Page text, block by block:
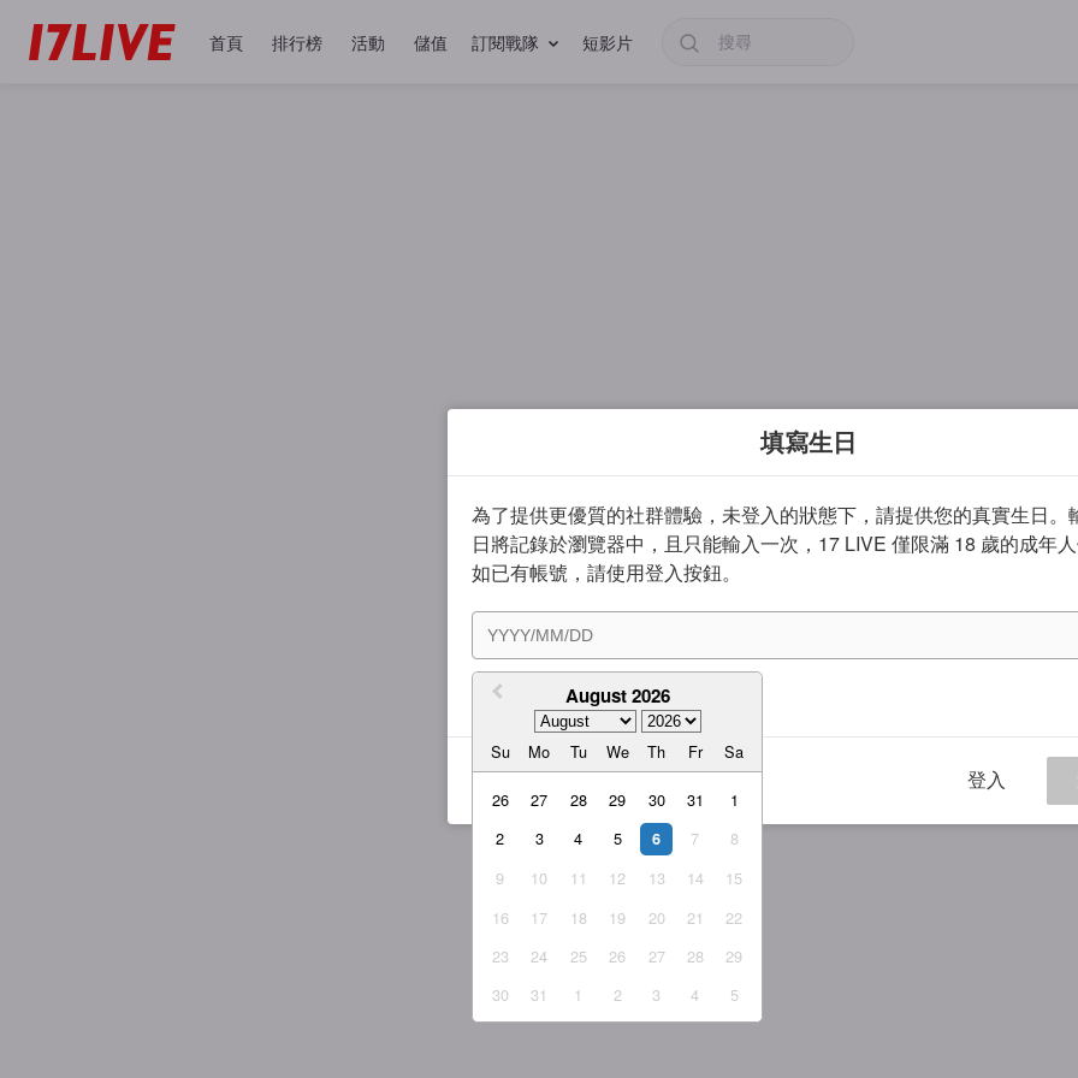
首頁 排行榜 活動 儲值 訂閱戰隊 短影片
填寫生日
為了提供更優質的社群體驗，未登入的狀態下，請提供您的真實生日。
日將記錄於瀏覽器中，且只能輸入一次，17 LIVE 僅限滿 18 歲的成年人
如已有帳號，請使用登入按鈕。
August 2026
Su Mo Tu We Th Fr Sa
26 27 28 29 30 31
1
2
3 4 5 6 7
8
9
10 11 12 13 14
15
16
17 18 19 20 21
22
23
24 25 26 27 28
29
30
31 1 2 3 4 5
我同意 服務條款與隱私權政策
登入